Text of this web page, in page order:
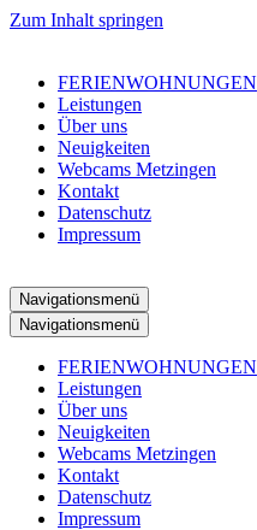
Zum Inhalt springen
FERIENWOHNUNGEN
Leistungen
Über uns
Neuigkeiten
Webcams Metzingen
Kontakt
Datenschutz
Impressum
Navigationsmenü
Navigationsmenü
FERIENWOHNUNGEN
Leistungen
Über uns
Neuigkeiten
Webcams Metzingen
Kontakt
Datenschutz
Impressum